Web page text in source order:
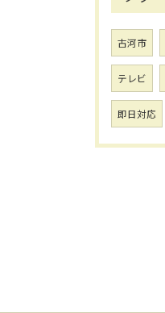
古河市
テレビ
即日対応